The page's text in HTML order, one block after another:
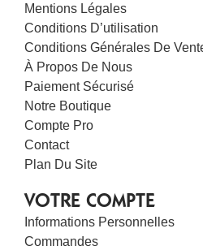
Mentions Légales
Conditions D’utilisation
Conditions Générales De
À Propos De Nous
Paiement Sécurisé
Notre Boutique
Compte Pro
Contact
Plan Du Site
VOTRE COMPTE
Informations Personnelles
Commandes